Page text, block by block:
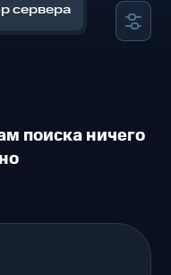
сервера
поиска ничего